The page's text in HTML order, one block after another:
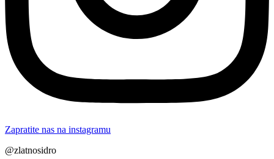
Zapratite nas na instagramu
@zlatnosidro